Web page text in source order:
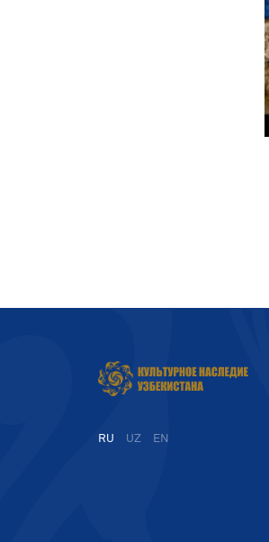
RU UZ EN